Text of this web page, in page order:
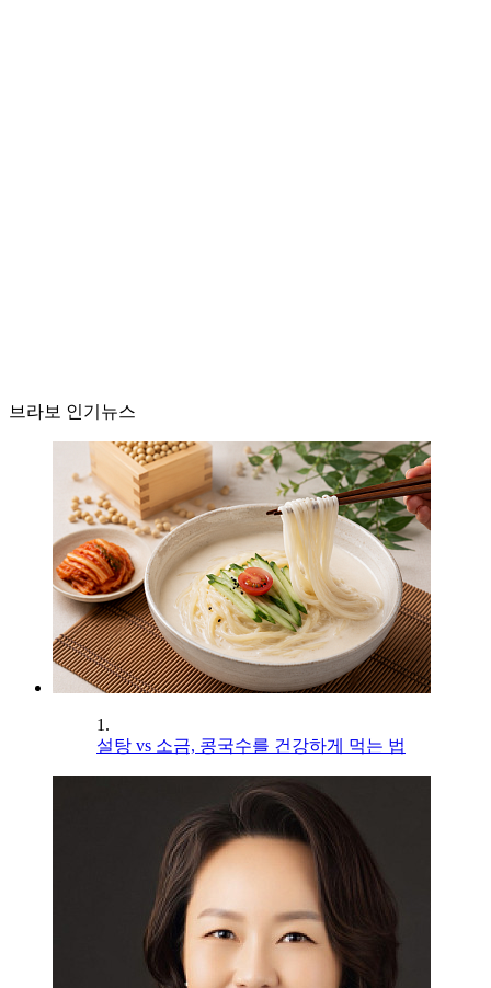
브라보 인기뉴스
1.
설탕 vs 소금, 콩국수를 건강하게 먹는 법